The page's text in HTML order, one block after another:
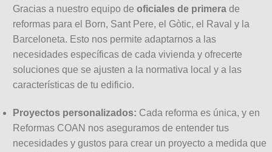
Gracias a nuestro equipo de oficiales de primerade
reformas para el Born, Sant Pere, el Gòtic, el Raval y la
Barceloneta. Esto nos permite adaptarnos a las
necesidades específicas de cada vivienda y ofrecerte
soluciones que se ajusten a la normativa local y a las
características de tu edificio.
Proyectos personalizados: Cada reforma es única, y en
Reformas COAN nos aseguramos de entender tus
necesidades y gustos para crear un proyecto a medida que